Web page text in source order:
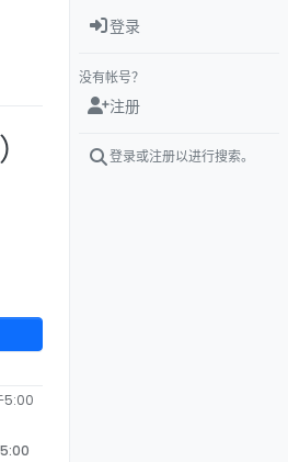
5:00
登录
没有帐号？
注册
登录或注册以进行搜索。